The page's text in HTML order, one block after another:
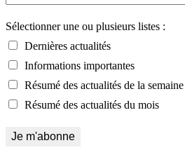
Sélectionner une ou plusieurs listes :
Dernières actualités
Informations importantes
Résumé des actualités de la semaine
Résumé des actualités du mois